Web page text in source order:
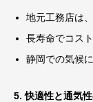
地元工務店は
長寿命でコス
静岡での気候
5. 快適性と通気